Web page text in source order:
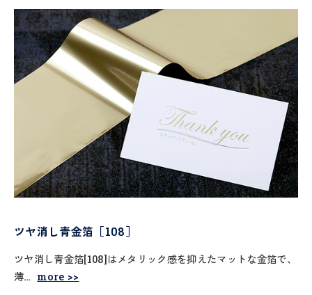
ツヤ消し青金箔［108］
ツヤ消し青金箔[108]はメタリック感を抑えたマットな金箔で、
薄… more >>